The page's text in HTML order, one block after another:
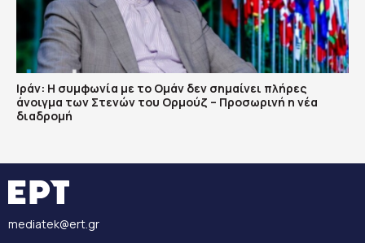
Ιράν: Η συμφωνία με το Ομάν δεν σημαίνει πλήρες
άνοιγμα των Στενών του Ορμούζ – Προσωρινή η νέα
διαδρομή
mediatek@ert.gr